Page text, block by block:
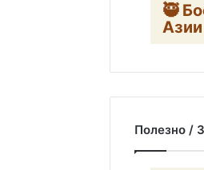
🥷
Азии
Полезно /